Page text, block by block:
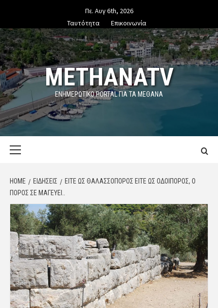
content
Πε. Αυγ 6th, 2026
Ταυτότητα
Επικοινωνία
METHANATV
ΕΝΗΜΕΡΩΤΙΚΌ PORTAL ΓΙΑ ΤΑ ΜΕΘΑΝΑ
HOME ΕΙΔΗΣΕΙΣ
ΕΊΤΕ ΩΣ ΘΑΛΑΣΣΟΠΌΡΟΣ ΕΊΤΕ ΩΣ ΟΔΟΙΠΌΡΟΣ, Ο
ΠΌΡΟΣ ΣΕ ΜΑΓΕΎΕΙ..